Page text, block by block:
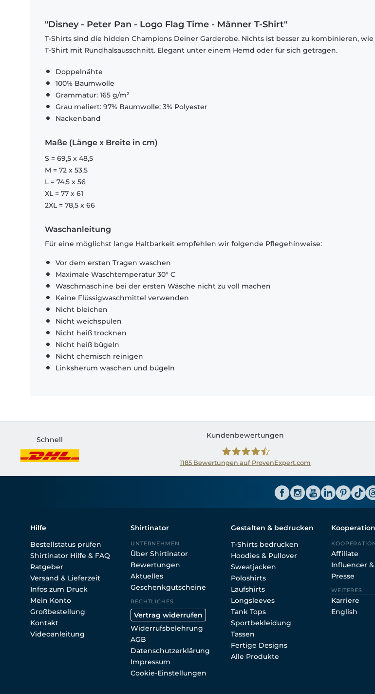
"Disney - Peter Pan - Logo Flag Time - Männer T-Shirt"
T-Shirts sind die hidden Champions Deiner Garderobe. Nichts ist besser zu kombinieren,
T-Shirt mit Rundhalsausschnitt. Elegant unter einem Hemd oder für sich getragen.
Doppelnähte
100% Baumwolle
Grammatur: 165 g/m²
Grau meliert: 97% Baumwolle; 3% Polyester
Nackenband
Maße (Länge x Breite in cm)
S = 69,5 x 48,5
M = 72 x 53,5
L = 74,5 x 56
XL = 77 x 61
2XL = 78,5 x 66
Waschanleitung
Für eine möglichst lange Haltbarkeit empfehlen wir folgende Pflegehinweise:
Vor dem ersten Tragen waschen
Maximale Waschtemperatur 30° C
Waschmaschine bei der ersten Wäsche nicht zu voll machen
Keine Flüssigwaschmittel verwenden
Nicht bleichen
Nicht weichspülen
Nicht heiß trocknen
Nicht heiß bügeln
Nicht chemisch reinigen
Linksherum waschen und bügeln
Schnell
Kundenbewertungen
1185Bewertungen auf ProvenExpert.com
Hilfe
Bestellstatus prüfen
Shirtinator Hilfe & FAQ
Ratgeber
Versand & Lieferzeit
Infos zum Druck
Mein Konto
Großbestellung
Kontakt
Videoanleitung
Shirtinator
UNTERNEHMEN
Über Shirtinator
Bewertungen
Aktuelles
Geschenkgutscheine
RECHTLICHES
Vertrag widerrufen
Widerrufsbelehrung
AGB
Datenschutzerklärung
Impressum
Cookie-Einstellungen
Gestalten & bedrucken
T-Shirts bedrucken
Hoodies & Pullover
Sweatjacken
Poloshirts
Laufshirts
Longsleeves
Tank Tops
Sportbekleidung
Tassen
Fertige Designs
Alle Produkte
Affiliate
Influencer
Presse
WEITERES
Karriere
English